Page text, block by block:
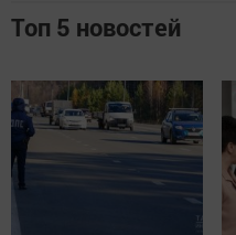
Топ 5 новостей